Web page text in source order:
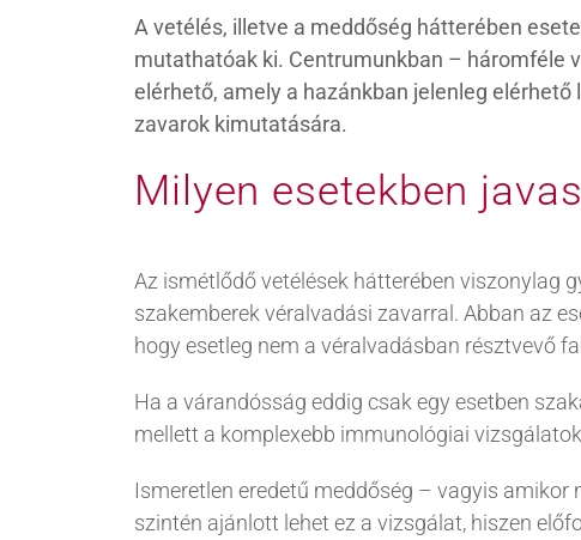
A vetélés, illetve a meddőség hátterében
mutathatóak ki. Centrumunkban – háromféle
elérhető, amely a hazánkban jelenleg
zavarok kimutatására.
Milyen esetekben
Az ismétlődő vetélések hátterében viszonylag
szakemberek véralvadási zavarral. Abban az
hogy esetleg nem a véralvadásban résztvevő
Ha a várandósság eddig csak egy esetben
mellett a komplexebb immunológiai
Ismeretlen eredetű meddőség – vagyis
szintén ajánlott lehet ez a vizsgálat, hiszen